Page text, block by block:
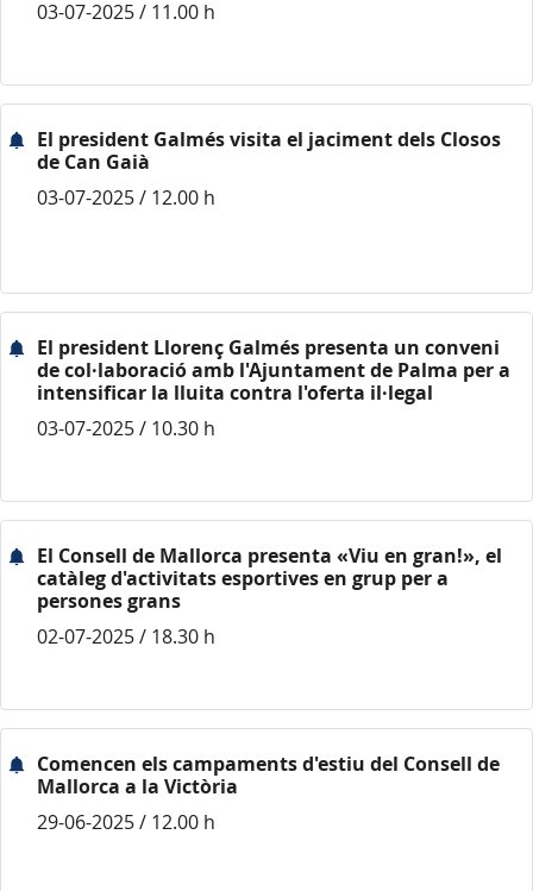
03-07-2025 / 11.00 h
El president Galmés visita el jaciment dels Closos
de Can Gaià
03-07-2025 / 12.00 h
El president Llorenç Galmés presenta un conveni
de col·laboració amb l'Ajuntament de Palma per a
intensificar la lluita contra l'oferta il·legal
03-07-2025 / 10.30 h
El Consell de Mallorca presenta «Viu en gran!», el
catàleg d'activitats esportives en grup per a
persones grans
02-07-2025 / 18.30 h
Comencen els campaments d'estiu del Consell de
Mallorca a la Victòria
29-06-2025 / 12.00 h